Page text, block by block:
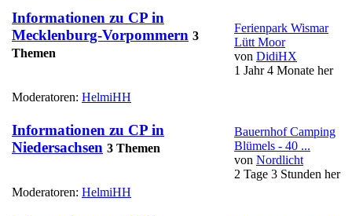
Informationen zu CP in
Mecklenburg-Vorpommern 3
Themen
Moderatoren: HelmiHH
Ferienpark Wismar
Lütt Moor
von DidiHX
1 Jahr 4 Monate her
Informationen zu CP in
Niedersachsen 3 Themen
Moderatoren: HelmiHH
Bauernhof Camping
Blümels - 40 ...
von Nordlicht
2 Tage 3 Stunden her